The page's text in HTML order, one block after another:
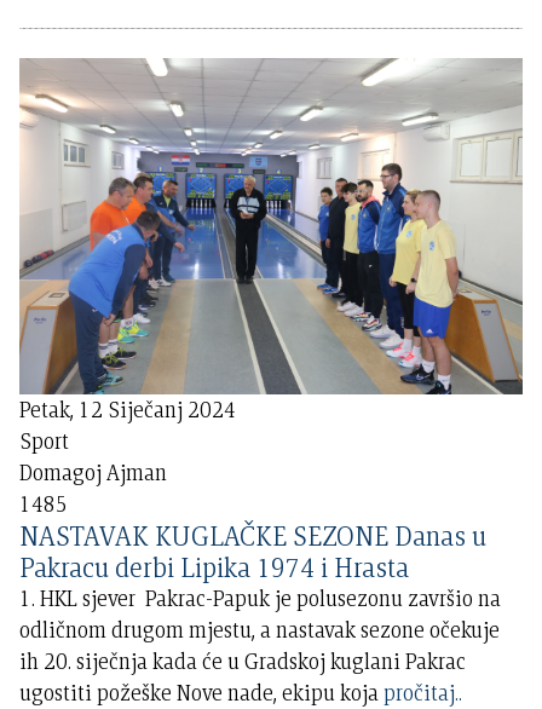
Petak, 12 Siječanj 2024
Sport
Domagoj Ajman
1485
NASTAVAK KUGLAČKE SEZONE Danas u
Pakracu derbi Lipika 1974 i Hrasta
1. HKL sjever Pakrac-Papuk je polusezonu završio na
odličnom drugom mjestu, a nastavak sezone očekuje
ih 20. siječnja kada će u Gradskoj kuglani Pakrac
ugostiti požeške Nove nade, ekipu kojapročitaj..